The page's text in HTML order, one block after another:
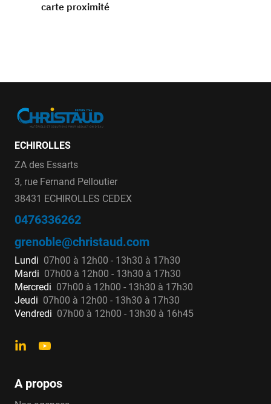
carte proximité
ECHIROLLES
ZA des Essarts
3, rue Fernand Pelloutier
38431 ECHIROLLES CEDEX
0476336262
grenoble@christaud.com
Lundi 07h00 à 12h00 - 13h30 à 17h30
Mardi 07h00 à 12h00 - 13h30 à 17h30
Mercredi 07h00 à 12h00 - 13h30 à 17h30
Jeudi 07h00 à 12h00 - 13h30 à 17h30
Vendredi 07h00 à 12h00 - 13h30 à 16h45
A propos